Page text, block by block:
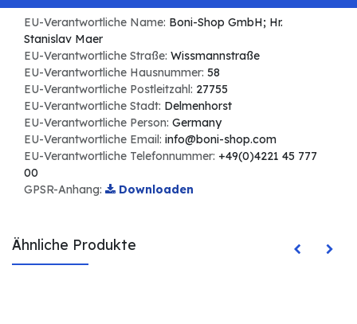
EU-Verantwortliche Name: Boni-Shop GmbH; Hr.
Stanislav Maer
EU-Verantwortliche Straße: Wissmannstraße
EU-Verantwortliche Hausnummer: 58
EU-Verantwortliche Postleitzahl: 27755
EU-Verantwortliche Stadt: Delmenhorst
EU-Verantwortliche Person: Germany
EU-Verantwortliche Email: info@boni-shop.com
EU-Verantwortliche Telefonnummer: +49(0)4221 45 777
00
GPSR-Anhang:
Downloaden
Ähnliche Produkte